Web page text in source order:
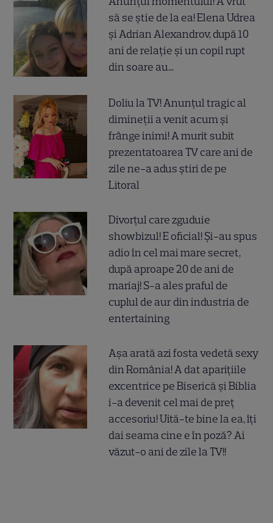
să se știe de la ea! Elena Udrea
și Adrian Alexandrov, după 10
ani de relație și un copil rupt
din soare au...
Doliu la TV! Anunțul tragic al
dimineții a venit acum și
frânge inimi! A murit subit
prezentatoarea TV care ani de
zile ne-a adus știri de pe
Litoral
Divorțul care zguduie
showbizul! E oficial! Și-au spus
adio în cel mai mare secret,
după aproape 20 de ani de
mariaj! S-a ales praful de
cuplul de aur din industria de
entertaining
Așa arată azi fosta vedetă sexy
din România! A dat aparițiile
excentrice pe Biserică și Biblia
i-a devenit cel mai de preț
accesoriu! Uită-te bine la ea, îți
dai seama cine e în poză? Ai
văzut-o ani de zile la TV!!